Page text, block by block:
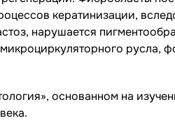
кератинизации,
нарушается
русла,
основанном на